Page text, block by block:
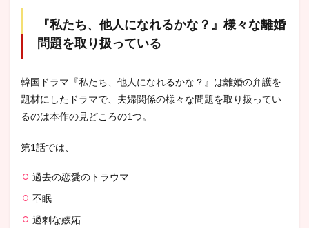
『私たち、他人になれるかな？』様々な離婚
問題を取り扱っている
韓国ドラマ『私たち、他人になれるかな？』は離婚の弁護を
題材にしたドラマで、夫婦関係の様々な問題を取り扱ってい
るのは本作の見どころの1つ。
第1話では、
過去の恋愛のトラウマ
不眠
過剰な嫉妬